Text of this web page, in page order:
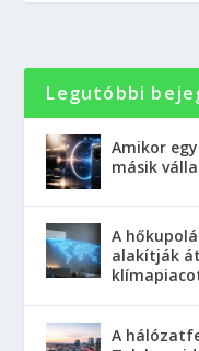
Legutóbbi
Amikor
másik
A
alakítják
A